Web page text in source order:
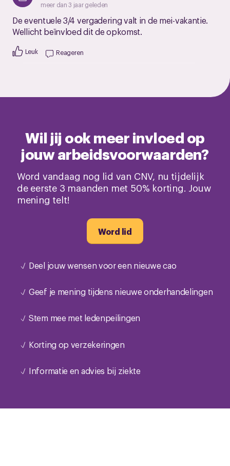
meer dan 3 jaar geleden
De eventuele 3/4 vergadering valt in de mei-vakantie.
Wellicht beïnvloed dit de opkomst.
Leuk Reageren
Wil jij ook meer invloed op
jouw arbeidsvoorwaarden?
Word vandaag nog lid van CNV, nu tijdelijk
de eerste 3 maanden met 50% korting. Jouw
mening telt!
Word lid
Deel jouw wensen voor een nieuwe cao
Geef je mening tijdens nieuwe onderhandelingen
Stem mee met ledenpeilingen
Korting op verzekeringen
Informatie en advies bij ziekte